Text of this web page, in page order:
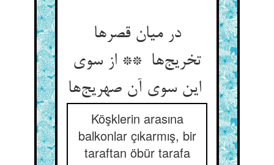
در میان قصرها
تخریج‌ها ** از سوی
Köşklerin arasına
balkonlar çıkarmış, bir
taraftan öbür tarafa